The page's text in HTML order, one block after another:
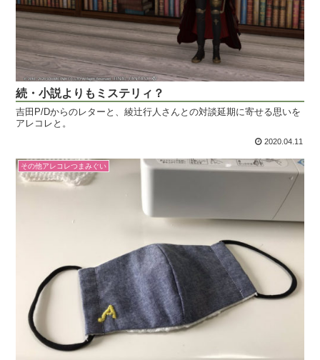
続・小説よりもミステリィ？
吉田P/Dからのレターと、綾辻行人さんとの対談延期に寄せる思いを
アレコレと。
2020.04.11
その他アレコレつまみぐい